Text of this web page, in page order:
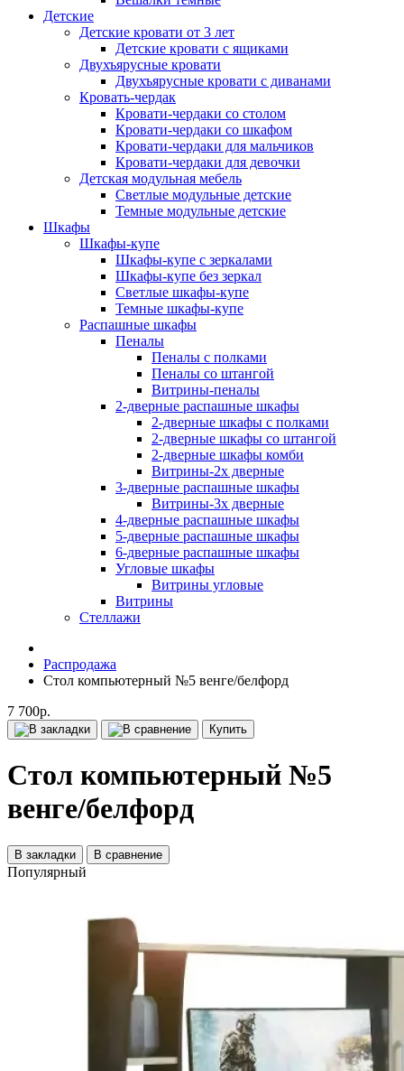
Детские
Детские кровати от 3 лет
Детские кровати с ящиками
Двухъярусные кровати
Двухъярусные кровати с диванами
Кровать-чердак
Кровати-чердаки со столом
Кровати-чердаки со шкафом
Кровати-чердаки для мальчиков
Кровати-чердаки для девочки
Детская модульная мебель
Светлые модульные детские
Темные модульные детские
Шкафы
Шкафы-купе
Шкафы-купе с зеркалами
Шкафы-купе без зеркал
Светлые шкафы-купе
Темные шкафы-купе
Распашные шкафы
Пеналы
Пеналы с полками
Пеналы со штангой
Витрины-пеналы
2-дверные распашные шкафы
2-дверные шкафы с полками
2-дверные шкафы со штангой
2-дверные шкафы комби
Витрины-2х дверные
3-дверные распашные шкафы
Витрины-3х дверные
4-дверные распашные шкафы
5-дверные распашные шкафы
6-дверные распашные шкафы
Угловые шкафы
Витрины угловые
Витрины
Стеллажи
Распродажа
Стол компьютерный №5 венге/белфорд
7 700р.
Купить
Стол компьютерный №5
венге/белфорд
В закладки В сравнение
Популярный